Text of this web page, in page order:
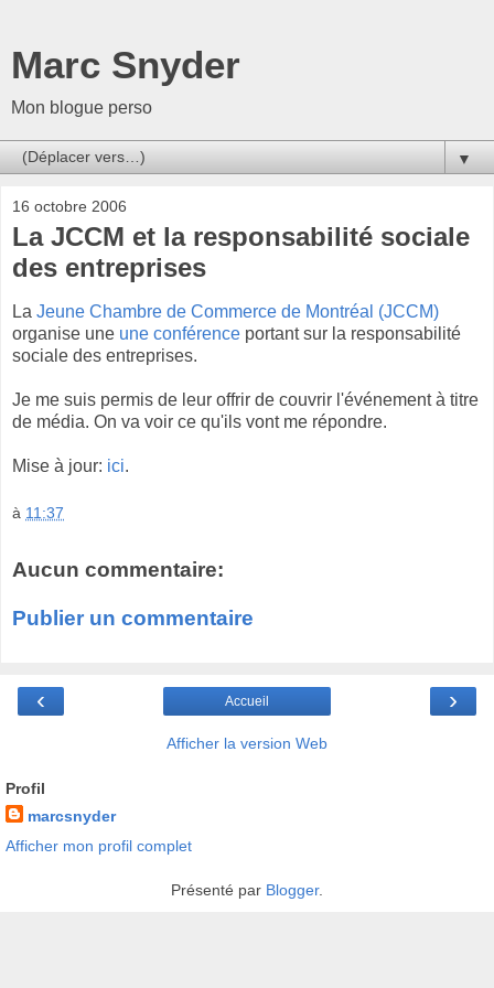
Marc Snyder
Mon blogue perso
▼
16 octobre 2006
La JCCM et la responsabilité sociale
des entreprises
La Jeune Chambre de Commerce de Montréal (JCCM)
organise une une conférence portant sur la responsabilité
sociale des entreprises.
Je me suis permis de leur offrir de couvrir l'événement à titre
de média. On va voir ce qu'ils vont me répondre.
Mise à jour: ici.
à 11:37
Aucun commentaire:
Publier un commentaire
‹ ›
Accueil
Afficher la version Web
Profil
marcsnyder
Afficher mon profil complet
Présenté par Blogger.